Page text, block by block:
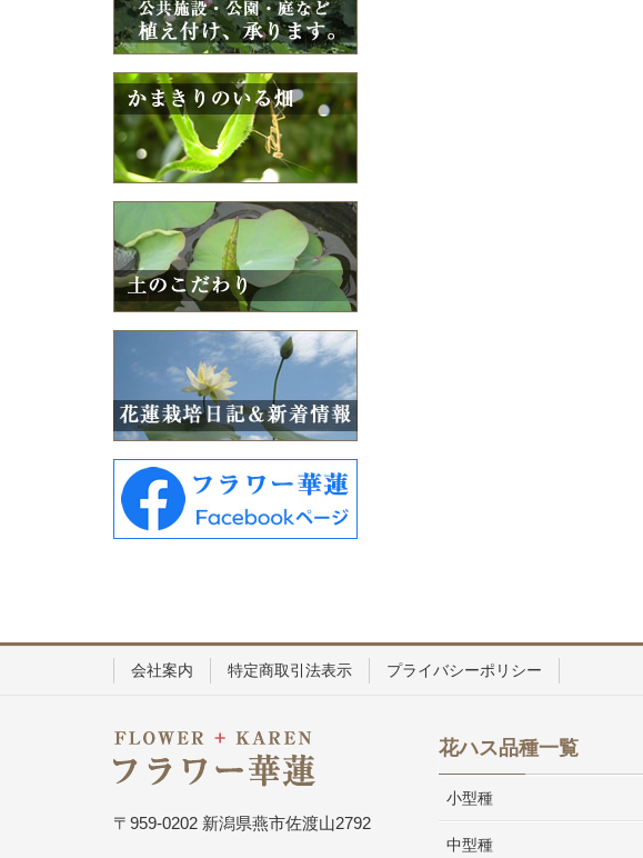
会社案内 特定商取引法表示 プライバシーポリシー
〒959-0202 新潟県燕市佐渡山2792
花ハス品種一覧
小型種
中型種